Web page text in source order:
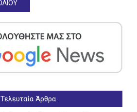
Τελευταία Άρθρα